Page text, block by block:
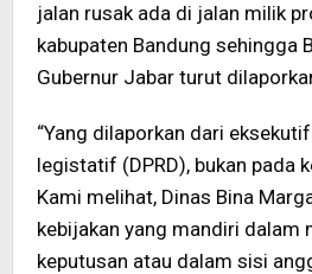
jalan rusak ada di jalan milik
kabupaten Bandung sehingga
Gubernur Jabar turut
“Yang dilaporkan dari
legistatif (DPRD), bukan pada
Kami melihat, Dinas Bina
kebijakan yang mandiri dalam
keputusan atau dalam sisi